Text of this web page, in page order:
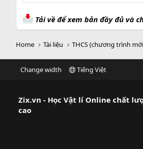
Tải về để xem bản đầy đủ và
Home Tài liệu THCS (chương trình
Change width Tiếng Việt
Zix.vn - Học Vật lí Online chất
cao